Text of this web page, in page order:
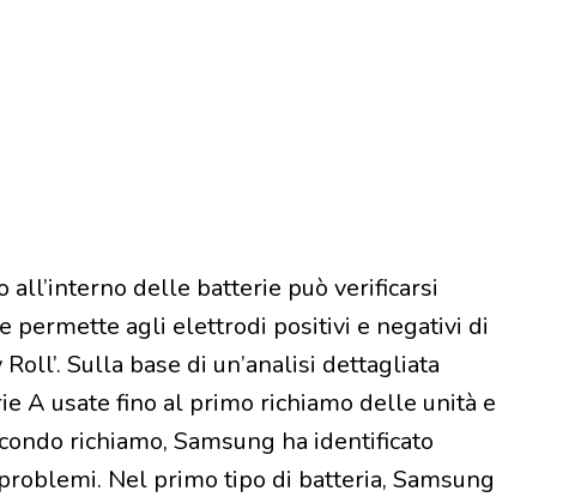
all’interno delle batterie può verificarsi
permette agli elettrodi positivi e negativi di
Sulla base di un’analisi dettagliata
A usate fino al primo richiamo delle unità e
richiamo, Samsung ha identificato
Nel primo tipo di batteria, Samsung